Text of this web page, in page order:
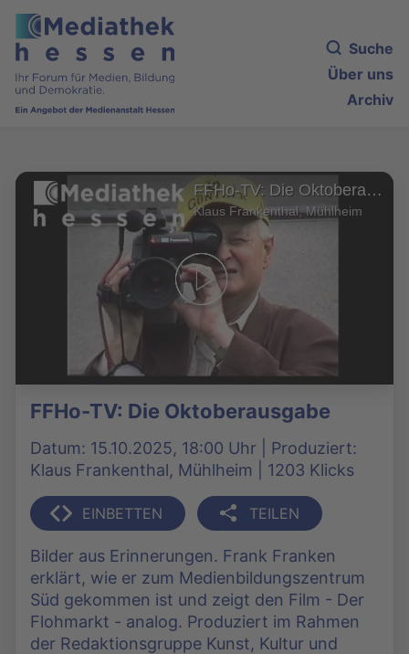
Suche
Über uns
Archiv
FFHo-TV: Die Oktoberausgabe
Klaus Frankenthal, Mühlheim
FFHo-TV: Die Oktoberausgabe
Datum: 15.10.2025, 18:00 Uhr | Produziert:
Klaus Frankenthal, Mühlheim | 1203 Klicks
EINBETTEN TEILEN
Bilder aus Erinnerungen. Frank Franken
erklärt, wie er zum Medienbildungszentrum
Süd gekommen ist und zeigt den Film - Der
Flohmarkt - analog. Produziert im Rahmen
der Redaktionsgruppe Kunst, Kultur und